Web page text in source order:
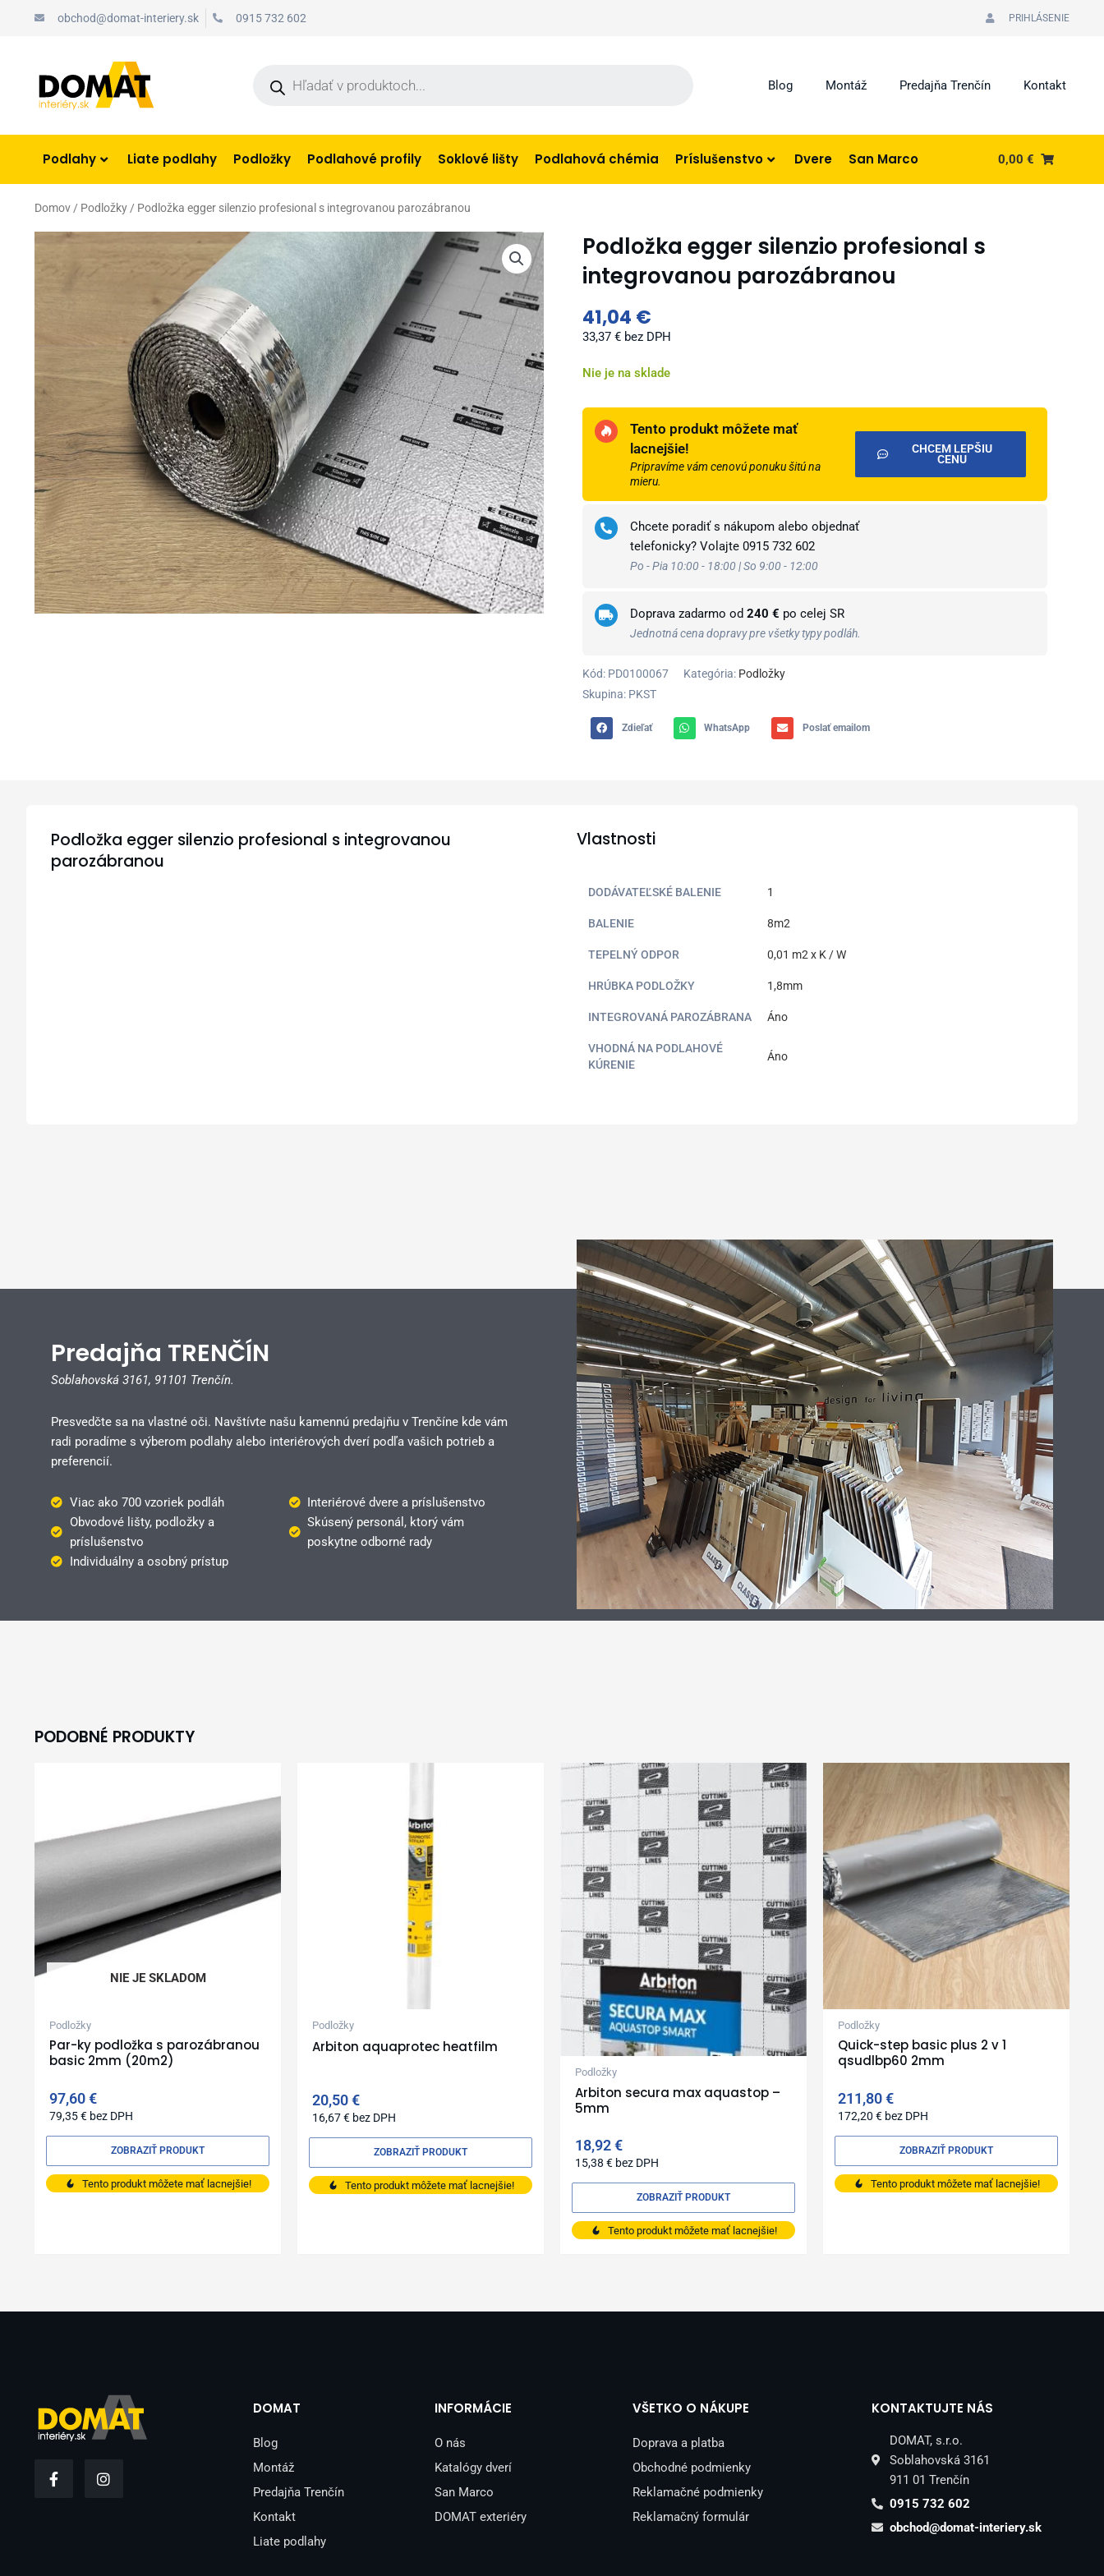
obchod@domat-interiery.sk 0915 732 602 PRIHLÁSENIE
Blog Montáž Predajňa Trenčín Kontakt
Podlahy Liate podlahy Podložky Podlahové profily Soklové lišty Podlahová chémia Príslušenstvo Dvere San Marco 0,00€
Domov / Podložky / Podložka egger silenzio profesional s integrovanou parozábranou
Podložka egger silenzio profesional s
integrovanou parozábranou
41,04 €
33,37 € bez DPH
Nie je na sklade
Tento produkt môžete mať
lacnejšie!
Pripravíme vám cenovú ponuku šitú na
mieru.
CHCEM LEPŠIU
CENU
Chcete poradiť s nákupom alebo objednať
telefonicky? Volajte 0915 732 602
Po - Pia 10:00 - 18:00 | So 9:00 - 12:00
Doprava zadarmo od 240 € po celej SR
Jednotná cena dopravy pre všetky typy podláh.
Kód: PD0100067 Kategória: Podložky
Skupina: PKST
Zdieľať WhatsApp Poslať emailom
Podložka egger silenzio profesional s integrovanou
parozábranou
Vlastnosti
DODÁVATEĽSKÉ BALENIE 1
BALENIE 8m2
TEPELNÝ ODPOR 0,01 m2 x K / W
HRÚBKA PODLOŽKY 1,8mm
INTEGROVANÁ PAROZÁBRANA Áno
VHODNÁ NA PODLAHOVÉ
KÚRENIE
Áno
Predajňa TRENČÍN
Soblahovská 3161, 91101 Trenčín.
Presvedčte sa na vlastné oči. Navštívte našu kamennú predajňu v Trenčíne kde vám
radi poradíme s výberom podlahy alebo interiérových dverí podľa vašich potrieb a
preferencií.
Viac ako 700 vzoriek podláh
Interiérové dvere a príslušenstvo
Obvodové lišty, podložky a
príslušenstvo
Skúsený personál, ktorý vám
poskytne odborné rady
Individuálny a osobný prístup
PODOBNÉ PRODUKTY
NIE JE SKLADOM
Podložky
Par-ky podložka s parozábranou
basic 2mm (20m2)
97,60€
79,35€ bez DPH
Tento produkt môžete mať lacnejšie!
ZOBRAZIŤ PRODUKT
Podložky
Arbiton aquaprotec heatfilm
20,50€
16,67€ bez DPH
Tento produkt môžete mať lacnejšie!
ZOBRAZIŤ PRODUKT
Podložky
Arbiton secura max aquastop –
5mm
18,92€
15,38 € bez DPH
Tento produkt môžete mať lacnejšie!
ZOBRAZIŤ PRODUKT
Podložky
Quick-step basic plus 2 v 1
qsudlbp60 2mm
211,80€
172,20 € bez DPH
Tento produkt môžete mať lacnejšie!
ZOBRAZIŤ PRODUKT
a
n
DOMAT
Blog
Montáž
Predajňa Trenčín
Kontakt
Liate podlahy
INFORMÁCIE
O nás
Katalógy dverí
San Marco
DOMAT exteriéry
VŠETKO O NÁKUPE
Doprava a platba
Obchodné podmienky
Reklamačné podmienky
Reklamačný formulár
KONTAKTUJTE NÁS
DOMAT, s.r.o.
Soblahovská 3161
911 01 Trenčín
0915 732 602
obchod@domat-interiery.sk